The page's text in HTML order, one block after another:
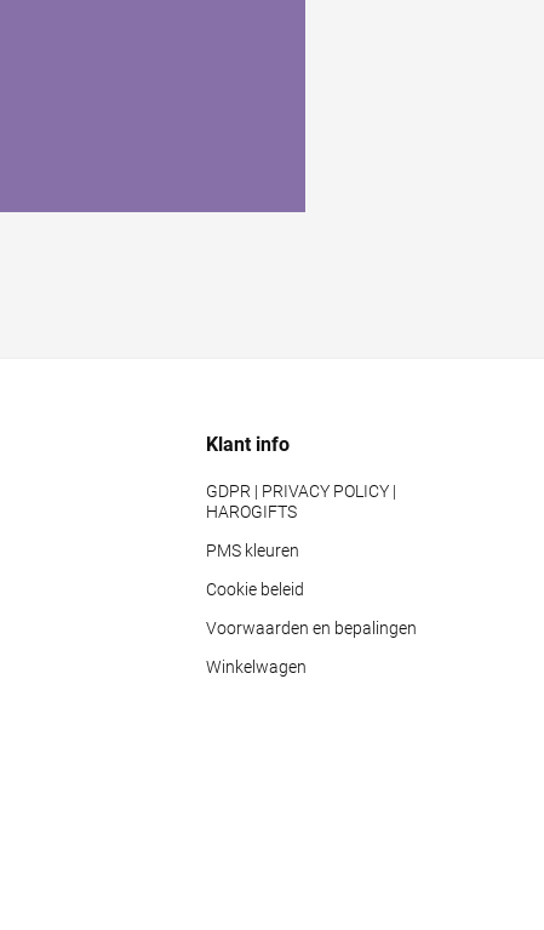
Klant info
GDPR | PRIVACY POLICY |
HAROGIFTS
PMS kleuren
Cookie beleid
Voorwaarden en bepalingen
Winkelwagen